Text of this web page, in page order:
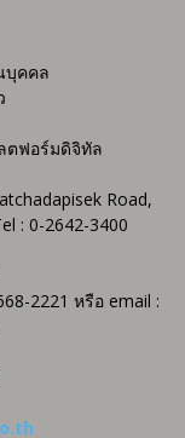
บุคคล
ตฟอร์มดิจิทัล
Road,
: 0-2642-3400
2221 หรือ email :